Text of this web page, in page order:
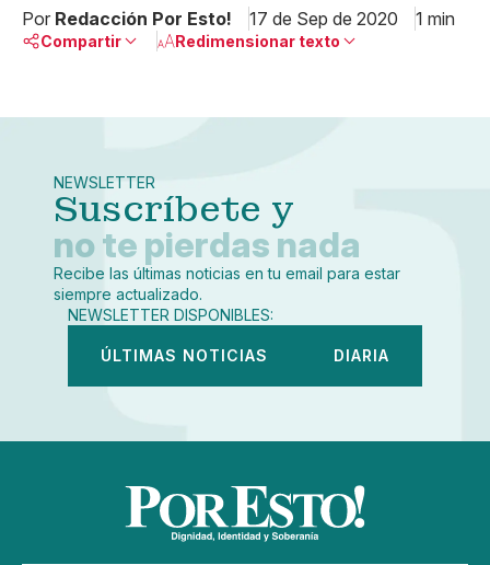
Por Redacción Por Esto! 17 de Sep de 2020 1 min
Compartir
Copiar enlace
Redimensionar texto
NEWSLETTER
Suscríbete y
no te pierdas nada
Recibe las últimas noticias en tu email para estar
siempre actualizado.
NEWSLETTER DISPONIBLES:
ÚLTIMAS NOTICIAS DIARIA